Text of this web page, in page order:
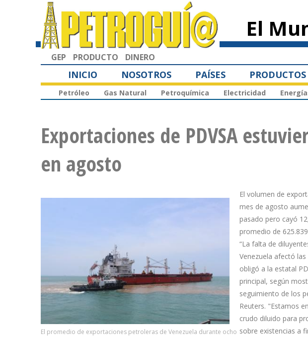
El
GEP PRODUCTO DINERO
INICIO NOSOTROS PAÍSES PRODUCTOS
Petróleo Gas Natural Petroquímica Electricidad
Exportaciones de PDVSA
en agosto
El promedio de exportaciones petroleras de Venezuela durante ocho
El volumen de
mes de agosto
pasado pero cayó
promedio de
“La falta de
Venezuela afectó
obligó a la estatal
principal, según
seguimiento de los
Reuters. "Estamos
crudo diluido para
sobre existencias a